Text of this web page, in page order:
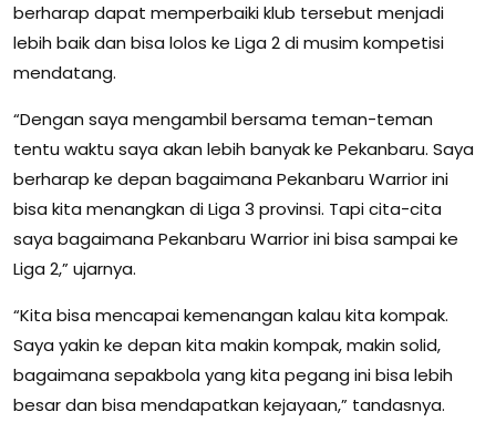
berharap dapat memperbaiki klub tersebut menjadi
lebih baik dan bisa lolos ke Liga 2 di musim kompetisi
mendatang.
“Dengan saya mengambil bersama teman-teman
tentu waktu saya akan lebih banyak ke Pekanbaru. Saya
berharap ke depan bagaimana Pekanbaru Warrior ini
bisa kita menangkan di Liga 3 provinsi. Tapi cita-cita
saya bagaimana Pekanbaru Warrior ini bisa sampai ke
Liga 2,” ujarnya.
“Kita bisa mencapai kemenangan kalau kita kompak.
Saya yakin ke depan kita makin kompak, makin solid,
bagaimana sepakbola yang kita pegang ini bisa lebih
besar dan bisa mendapatkan kejayaan,” tandasnya.